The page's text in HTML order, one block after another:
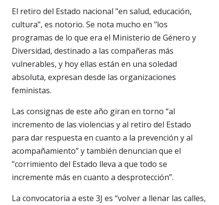
El retiro del Estado nacional "en salud, educación,
cultura", es notorio. Se nota mucho en "los
programas de lo que era el Ministerio de Género y
Diversidad, destinado a las compañeras más
vulnerables, y hoy ellas están en una soledad
absoluta, expresan desde las organizaciones
feministas.
Las consignas de este año giran en torno “al
incremento de las violencias y al retiro del Estado
para dar respuesta en cuanto a la prevención y al
acompañamiento” y también denuncian que el
"corrimiento del Estado lleva a que todo se
incremente más en cuanto a desprotección”.
La convocatoria a este 3J es “volver a llenar las calles,